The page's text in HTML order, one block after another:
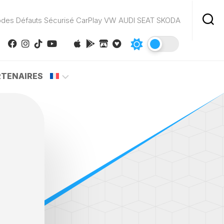
Défauts Sécurisé CarPlay VW AUDI SEAT SKODA